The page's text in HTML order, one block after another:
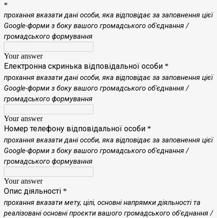
*
прохання вказати дані особи, яка відповідає за заповнення цієї
Google-форми з боку вашого громадського об'єднання /
громадського формування
Your answer
Електронна скринька відповідальної особи *
прохання вказати дані особи, яка відповідає за заповнення цієї
Google-форми з боку вашого громадського об'єднання /
громадського формування
Your answer
Номер телефону відповідальної особи *
прохання вказати дані особи, яка відповідає за заповнення цієї
Google-форми з боку вашого громадського об'єднання /
громадського формування
Your answer
Опис діяльності *
прохання вказати мету, цілі, основні напрямки діяльності та
реалізовані основні проєкти вашого громадського об'єднання /